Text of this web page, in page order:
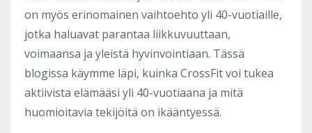
on myös erinomainen vaihtoehto yli 40-vuotiaille,
jotka haluavat parantaa liikkuvuuttaan,
voimaansa ja yleistä hyvinvointiaan. Tässä
blogissa käymme läpi, kuinka CrossFit voi tukea
aktiivista elämääsi yli 40-vuotiaana ja mitä
huomioitavia tekijöitä on ikääntyessä.